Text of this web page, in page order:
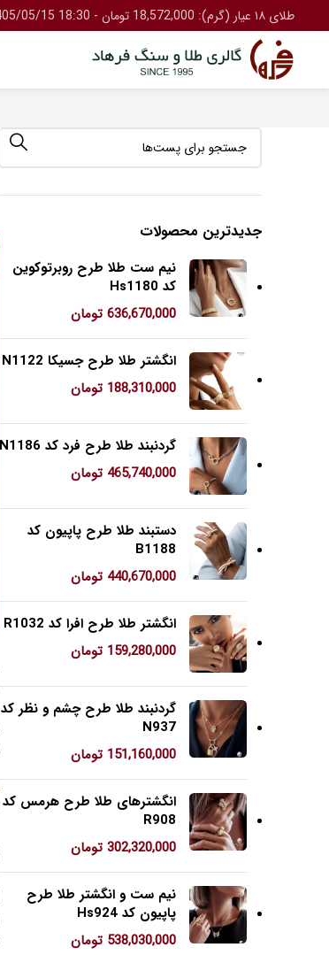
طلای ۱۸ عیار (گرم): 18,572,000 تومان - 18:30 1405/05/15
جدیدترین محصولات
نیم ست طلا طرح روبرتوکوین
کد Hs1180
636,670,000 تومان
انگشتر طلا طرح جسیکا N1122
188,310,000 تومان
گردنبند طلا طرح فرد کد N1186
465,740,000 تومان
دستبند طلا طرح پاپیون کد
B1188
440,670,000 تومان
انگشتر طلا طرح افرا کد R1032
159,280,000 تومان
گردنبند طلا طرح چشم و نظر کد
N937
151,160,000 تومان
انگشترهای طلا طرح هرمس کد
R908
302,320,000 تومان
نیم ست و انگشتر طلا طرح
پاپیون کد Hs924
538,030,000 تومان